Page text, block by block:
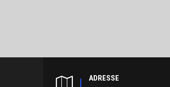
ADRESSE